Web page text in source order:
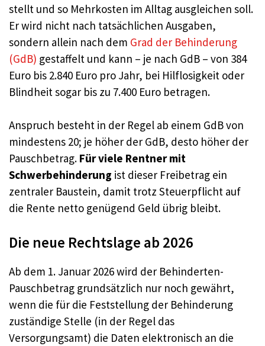
stellt und so Mehrkosten im Alltag ausgleichen soll.
Er wird nicht nach tatsächlichen Ausgaben,
sondern allein nach dem Grad der Behinderung
(GdB) gestaffelt und kann – je nach GdB – von 384
Euro bis 2.840 Euro pro Jahr, bei Hilflosigkeit oder
Blindheit sogar bis zu 7.400 Euro betragen.
Anspruch besteht in der Regel ab einem GdB von
mindestens 20; je höher der GdB, desto höher der
Pauschbetrag. Für viele Rentner mit
Schwerbehinderung ist dieser Freibetrag ein
zentraler Baustein, damit trotz Steuerpflicht auf
die Rente netto genügend Geld übrig bleibt.
Die neue Rechtslage ab 2026
Ab dem 1. Januar 2026 wird der Behinderten-
Pauschbetrag grundsätzlich nur noch gewährt,
wenn die für die Feststellung der Behinderung
zuständige Stelle (in der Regel das
Versorgungsamt) die Daten elektronisch an die